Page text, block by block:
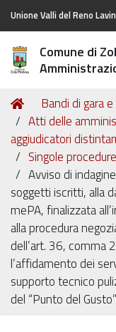
Unione Valli del Reno
Comune di
Tu
sei
qui:
Home
Bandi di gara
Atti delle
aggiudicatori
Singole
Avviso di
soggetti iscritti, alla
mePA, finalizzata
alla procedura
dell’art. 36, comma
l’affidamento dei
supporto tecnico
del “Punto del Gusto”